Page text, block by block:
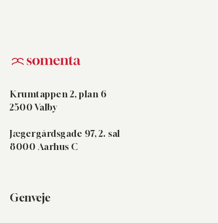
Krumtappen 2, plan 6
2500 Valby
Jægergårdsgade 97, 2. sal
8000 Aarhus C
Genveje